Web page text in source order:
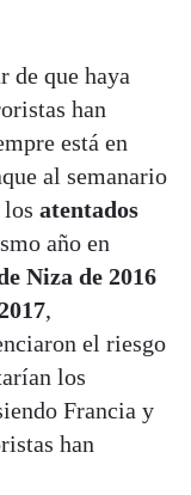
de que haya
han
está en
al semanario
los atentados
año en
Niza de 2016
,
el riesgo
los
Francia y
han